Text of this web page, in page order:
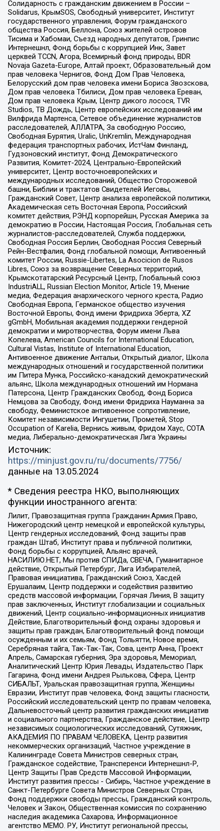
Солидарность с гражданским движением в России –
Solidarus, КрымSOS, Свободный университет, Институт
государственного управления, Форум гражданского
общества Россия, Беллона, Союз жителей островов
Тисима и Хабомаи, Съезд народных депутатов, Гринпис
Интернешнл, Фонд борьбы с коррупцией Инк, Завет
церквей TCCN, Агора, Всемирный фонд природы, BDR
Novaja Gazeta-Europe, Алтай проект, Образовательный дом
прав человека Чернигов, Фонд Дом Прав Человека,
Белорусский дом прав человека имени Бориса Звозскова,
Дом прав человека Тбилиси, Дом прав человека Ереван,
Дом прав человека Крым, Центр дикого лосося, TVR
Studios, ТВ Дождь, Центр европейских исследований им
Вилфрида Мартенса, Сетевое объединение журналистов
расследователей, АЛЛАТРА, За свободную Россию,
Свободная Бурятия, Uralic, UnKremlin, Международная
федерация транспортных рабочих, ИстЧам Финланд,
Гудзоновский институт, Фонд Демократического
Развития, Комитет-2024, Центрально-Европейский
университет, Центр восточноевропейских и
международных исследований, Общество Сторожевой
башни, Библии и трактатов Свидетелей Иеговы,
Гражданский Совет, Центр анализа европейской политики,
Академическая сеть Восточная Европа, Российский
комитет действия, РЭНД корпорейшн, Русская Америка за
демократию в России, Настоящая Россия, Глобальная сеть
журналистов-расследователей, Служба поддержки,
Свободная Россия Берлин, Свободная Россия Северный
Рейн-Вестфалия, Фонд глобальной помощи, Антивоенный
комитет России, Russie-Libertes, La Asocicion de Rusos
Libres, Союз за возвращение Северных территорий,
Крымскотатарский Ресурсный Центр, Глобальный союз
IndustriALL, Russian Election Monitor, Article 19, Мнение
медиа, Федерация анархического черного креста, Радио
Свободная Европа, Германское общество изучения
Восточной Европы, Фонд имени Фридриха Эберта, XZ
gGmbH, Мобильная академия поддержки гендерной
демократии и миротворчества, Форум имени Льва
Копелева, American Councils for International Education,
Cultural Vistas, Institute of International Education,
Антивоенное движение Антальи, Открытый диалог, Школа
международных отношений и государственной политики
им Питера Мунка, Российско-канадский демократический
альянс, Школа международных отношений им Нормана
Патерсона, Центр Гражданских Свобод, Фонд Бориса
Немцова за Свободу, Фонд имени Фридриха Науманна за
свободу, Феминистское антивоенное сопротивление,
Комитет независимости Ингушетии, Прометей, Stop
Occupation of Karelia, Вернись живым, Фридом Хаус, СОТА
медиа, Либерально-демократическая Лига Украины
Источник:
https://minjust.gov.ru/ru/documents/7756/
данные на 13.05.2024
* Сведения реестра НКО, выполняющих
функции иностранного агента:
Лилит, Правозащитная группа Гражданин.Армия.Право,
Нижегородский центр немецкой и европейской культуры,
Центр гендерных исследований, Фонд защиты прав
граждан Штаб, Институт права и публичной политики,
Фонд борьбы с коррупцией, Альянс врачей,
НАСИЛИЮ.НЕТ, Мы против СПИДа, СВЕЧА, Гуманитарное
действие, Открытый Петербург, Лига Избирателей,
Правовая инициатива, Гражданский Союз, Хасдей
Ерушалаим, Центр поддержки и содействия развитию
средств массовой информации, Горячая Линия, В защиту
прав заключенных, Институт глобализации и социальных
движений, Центр социально-информационных инициатив
Действие, Благотворительный фонд охраны здоровья и
защиты прав граждан, Благотворительный фонд помощи
осужденным и их семьям, Фонд Тольятти, Новое время,
Серебряная тайга, Так-Так-Так, Сова, центр Анна, Проект
Апрель, Самарская губерния, Эра здоровья, Мемориал,
Аналитический Центр Юрия Левады, Издательство Парк
Гагарина, Фонд имени Андрея Рылькова, Сфера, Центр
СИБАЛЬТ, Уральская правозащитная группа, Женщины
Евразии, Институт прав человека, Фонд защиты гласности,
Российский исследовательский центр по правам человека,
Дальневосточный центр развития гражданских инициатив
и социального партнерства, Гражданское действие, Центр
независимых социологических исследований, Сутяжник,
АКАДЕМИЯ ПО ПРАВАМ ЧЕЛОВЕКА, Центр развития
некоммерческих организаций, Частное учреждение в
Калининграде Совета Министров северных стран,
Гражданское содействие, Трансперенси Интернешнл-Р,
Центр Защиты Прав Средств Массовой Информации,
Институт развития прессы - Сибирь, Частное учреждение в
Санкт-Петербурге Совета Министров Северных Стран,
Фонд поддержки свободы прессы, Гражданский контроль,
Человек и Закон, Общественная комиссия по сохранению
наследия академика Сахарова, Информационное
агентство МЕМО. РУ, Институт региональной прессы,